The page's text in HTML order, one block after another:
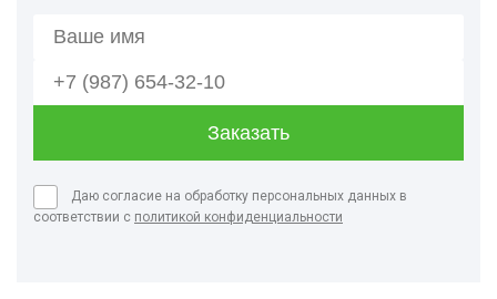
Даю согласие на обработку персональных данных в
соответствии с политикой конфиденциальности